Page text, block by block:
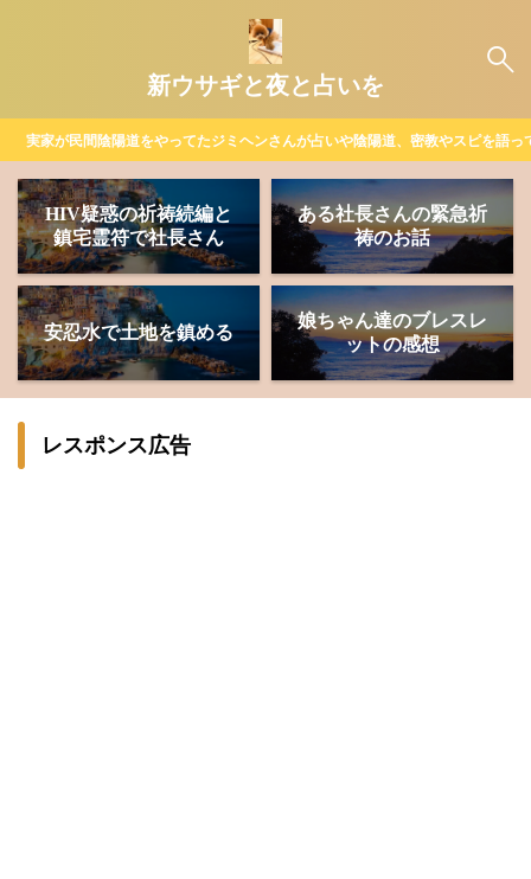
新ウサギと夜と占いを
実家が民間陰陽道をやってたジミヘンさんが占いや陰陽道、密教やスピを語
HIV疑惑の祈祷続編と
鎮宅霊符で社長さん
ある社長さんの緊急祈
祷のお話
安忍水で土地を鎮める
娘ちゃん達のブレスレ
ットの感想
レスポンス広告